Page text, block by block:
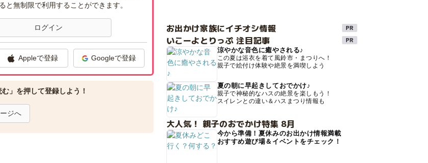
無制限で利用することができます。
ログイン
Appleで登録 Googleで登録
」を押して登録しよう！
ジへ
お出かけ家族にイチオシ情報
いこーよとりっぷ 注目記事
涼やかな音色に癒やされる♪
この夏は浴衣を着て風鈴市・まつりへ！
親子で絵付け体験や絶景を満喫しよう
夏の朝に早起きしておでかけ♪
親子で神秘的なハスの絶景を楽しもう！
スイレンとの違い＆ハスまつり情報も
大人気！ 親子のおでかけ特集 8月
今から準備！夏休みのお出かけ情報満載
おすすめ遊び場＆イベントをチェック！